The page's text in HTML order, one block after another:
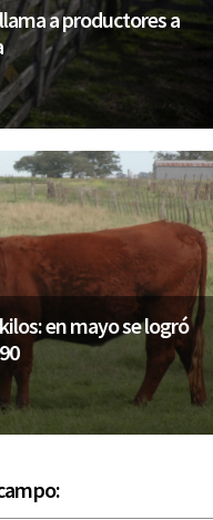
a productores a
en mayo se logró